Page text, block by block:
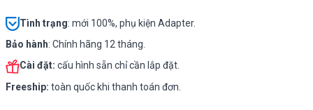
Tình trạng: mới 100%, phụ kiện Adapter.
Bảo hành: Chính hãng 12 tháng.
Cài đặt: cấu hình sẵn chỉ cần lắp đặt.
Freeship: toàn quốc khi thanh toán đơn.